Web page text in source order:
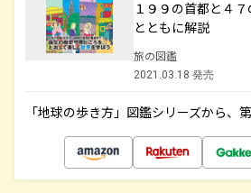
１９９の首都と４
とともに解説
旅の図鑑
2021.03.18 発売
「地球の歩き方」図鑑シリーズから、